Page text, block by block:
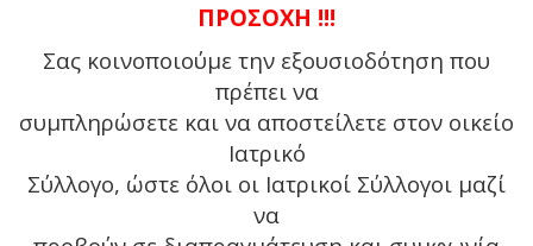
ΠΡΟΣΟΧΗ !!!
Σας κοινοποιούμε την εξουσιοδότηση που
πρέπει να
συμπληρώσετε και να αποστείλετε στον οικείο
Ιατρικό
Σύλλογο, ώστε όλοι οι Ιατρικοί Σύλλογοι μαζί
να